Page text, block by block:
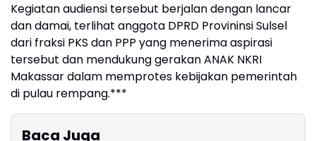
Kegiatan audiensi tersebut berjalan dengan lancar
dan damai, terlihat anggota DPRD Provininsi Sulsel
dari fraksi PKS dan PPP yang menerima aspirasi
tersebut dan mendukung gerakan ANAK NKRI
Makassar dalam memprotes kebijakan pemerintah
di pulau rempang.***
Baca Juga